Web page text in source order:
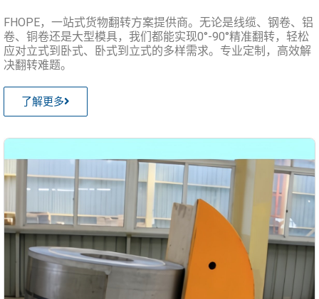
FHOPE，一站式货物翻转方案提供商。无论是线缆、钢卷、铝
卷、铜卷还是大型模具，我们都能实现0°-90°精准翻转，轻松
应对立式到卧式、卧式到立式的多样需求。专业定制，高效解
决翻转难题。
了解更多